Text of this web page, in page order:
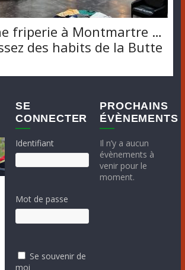
friperie à Montmartre …
des habits de la Butte
SE
CONNECTER
Identifiant
Mot de passe
Se souvenir de
moi
PROCHAINS
ÉVÈNEMENTS
Il n’y a aucun
évènements à
venir pour le
moment.